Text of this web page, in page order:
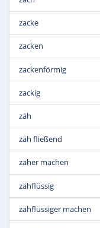
zacke
zacken
zackenförmig
zackig
zäh
zäh fließend
zäher machen
zähflüssig
zähflüssiger machen